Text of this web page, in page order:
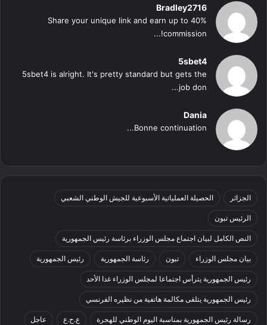
Bradley2716
Share your unique link and earn up to 40%
commission!...
5sbet4
5sbet4 is alright. It's pretty standard but gets the
job don...
Dania
Bonne continuation...
الجزائر الحصيلة العملياتية الأسبوعية للجيش الوطني الشعبي
الرئيس تبون
النص الكامل لبيان اجتماع مجلس الوزراء برئاسة رئيس الجمهورية
بيان مجلس الوزراء تبون رئاسة الجمهورية رئيس الجمهورية
رئيس الجمهورية يترأس اجتماعا لمجلس الوزراء غدا الأحد
رئيس الجمهورية يتلقى مكالمة هاتفية من نظيره الفرنسي
رسالة رئيس الجمهورية بمناسبة اليوم الوطني للهجرة ع.ح.ع عاجل